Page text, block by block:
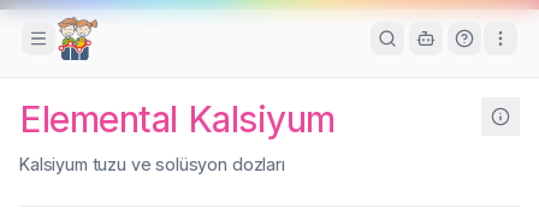
Toggle Sidebar
Elemental Kalsiyum
Kalsiyum tuzu ve solüsyon dozları